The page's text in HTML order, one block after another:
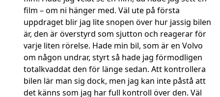
film – om ni hänger med. Väl ute på första
uppdraget blir jag lite snopen över hur jassig bilen
är, den är överstyrd som sjutton och reagerar för
varje liten rörelse. Hade min bil, som är en Volvo
om någon undrar, styrt så hade jag förmodligen
totalkvaddat den för länge sedan. Att kontrollera
bilen lär man sig dock, men jag kan inte påstå att
det känns som jag har full kontroll över den. Väl